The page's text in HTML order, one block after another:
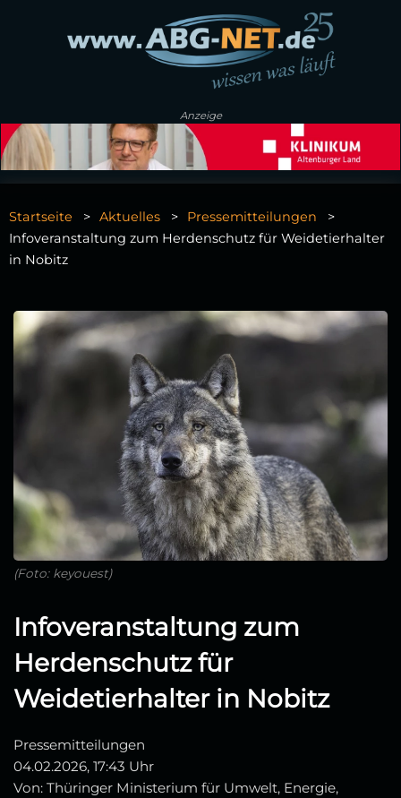
Anzeige
Startseite Aktuelles
Pressemitteilungen
Infoveranstaltung zum Herdenschutz für Weidetierhalter
in Nobitz
(Foto: keyouest)
Infoveranstaltung zum
Herdenschutz für
Weidetierhalter in Nobitz
Pressemitteilungen
04.02.2026, 17:43 Uhr
Von: Thüringer Ministerium für Umwelt, Energie,